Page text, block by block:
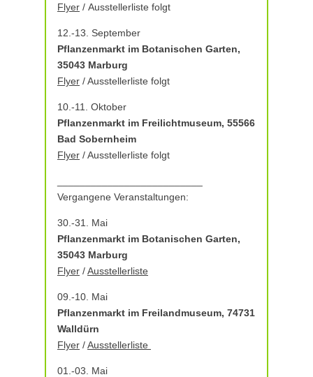
Flyer / Ausstellerliste folgt
12.-13. September
Pflanzenmarkt im Botanischen Garten,
35043 Marburg
Flyer / Ausstellerliste folgt
10.-11. Oktober
Pflanzenmarkt im Freilichtmuseum, 55566
Bad Sobernheim
Flyer / Ausstellerliste folgt
Vergangene Veranstaltungen:
30.-31. Mai
Pflanzenmarkt im Botanischen Garten,
35043 Marburg
Flyer /Ausstellerliste
09.-10. Mai
Pflanzenmarkt im Freilandmuseum, 74731
Walldürn
Flyer /Ausstellerliste
01.-03. Mai